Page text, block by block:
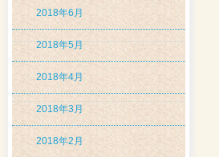
2018年6月
2018年5月
2018年4月
2018年3月
2018年2月